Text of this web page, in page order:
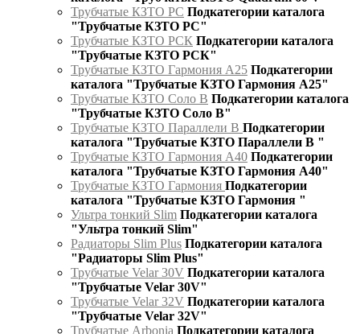
Трубчатые КЗТО РС Подкатегории каталога
"Трубчатые КЗТО РС"
Трубчатые КЗТО РСК Подкатегории каталога
"Трубчатые КЗТО РСК"
Трубчатые КЗТО Гармония А25 Подкатегории
каталога "Трубчатые КЗТО Гармония А25"
Трубчатые КЗТО Соло В Подкатегории каталога
"Трубчатые КЗТО Соло В"
Трубчатые КЗТО Параллели В Подкатегории
каталога "Трубчатые КЗТО Параллели В "
Трубчатые КЗТО Гармония А40 Подкатегории
каталога "Трубчатые КЗТО Гармония А40"
Трубчатые КЗТО Гармония Подкатегории
каталога "Трубчатые КЗТО Гармония "
Ультра тонкий Slim Подкатегории каталога
"Ультра тонкий Slim"
Радиаторы Slim Plus Подкатегории каталога
"Радиаторы Slim Plus"
Трубчатые Velar 30V Подкатегории каталога
"Трубчатые Velar 30V"
Трубчатые Velar 32V Подкатегории каталога
"Трубчатые Velar 32V"
Трубчатые Arbonia Подкатегории каталога